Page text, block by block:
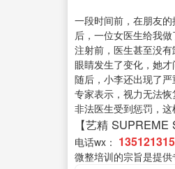
一段时间前，在朋友
后，一位女医生给我做
注射前，医生甚至没
眼睛发生了变化，她
随后，小李还出现了
专家表示，视力无法
非法医生受到惩罚，这
【艺精
电话wx：
微整培训的宗旨是提